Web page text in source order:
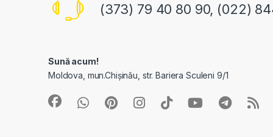
(373) 79 40 80 90, (022)
Sună acum!
Moldova, mun.Chișinău, str. Bariera Sculeni 9/1